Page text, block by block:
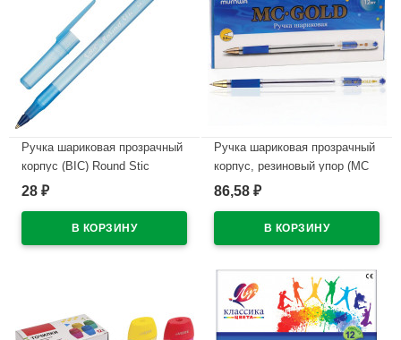
Ручка шариковая прозрачный
корпус (BIC) Round Stic
синий, 1,0мм/0,32мм
28 ₽
Ручка шариковая прозрачный
корпус, резиновый упор (MC
Gold) синий, 0,5мм, масло
86,58 ₽